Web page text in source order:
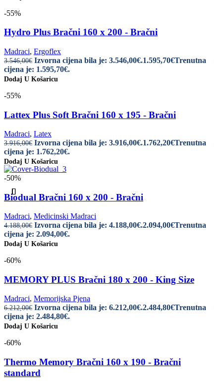
-55%
Hydro Plus Bračni 160 x 200 - Bračni
Madraci, Ergoflex
3.546,00€ Izvorna cijena bila je: 3.546,00€.1.595,70€Trenutna
cijena je: 1.595,70€.
Dodaj U Košaricu
-55%
Lattex Plus Soft Bračni 160 x 195 - Bračni
Madraci, Latex
3.916,00€ Izvorna cijena bila je: 3.916,00€.1.762,20€Trenutna
cijena je: 1.762,20€.
Dodaj U Košaricu
-50%
Biodual Bračni 160 x 200 - Bračni
Madraci, Medicinski Madraci
4.188,00€ Izvorna cijena bila je: 4.188,00€.2.094,00€Trenutna
cijena je: 2.094,00€.
Dodaj U Košaricu
-60%
MEMORY PLUS Bračni 180 x 200 - King Size
Madraci, Memorijska Pjena
6.212,00€ Izvorna cijena bila je: 6.212,00€.2.484,80€Trenutna
cijena je: 2.484,80€.
Dodaj U Košaricu
-60%
Thermo Memory Bračni 160 x 190 - Bračni
standard